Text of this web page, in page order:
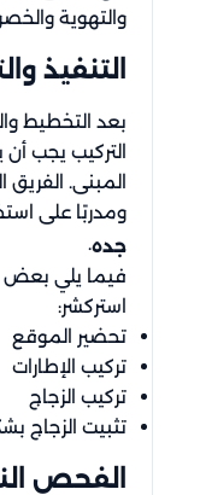
والتهوية
التنفيذ
بعد التخطيط
التركيب يجب
المبنى.
ومدربًا على
جده.
فيما يلي بعض
استركشر:
تحضير الموقع
تركيب الإطارات
تركيب الزجاج
تثبيت الزجاج
الفحص